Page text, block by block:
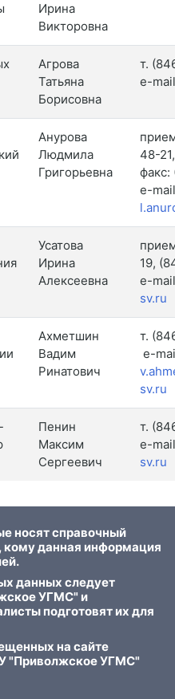
Ирина
Викторовна
Агрова
Татьяна
Борисовна
т.
e-
Анурова
Людмила
Григорьевна
48-
e-
Усатова
Ирина
Алексеевна
19,
e-
sv.ru
Ахметшин
Вадим
Ринатович
т.
e-
sv.ru
Пенин
Максим
Сергеевич
т.
e-
sv.ru
носят справочный
кому данная информация
данных следует
УГМС" и
подготовят их для
на сайте
"Приволжское УГМС"